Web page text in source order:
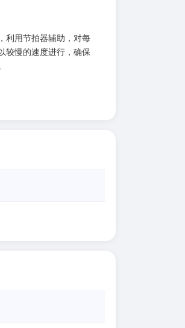
利用节拍器辅助，对每
较慢的速度进行，确保